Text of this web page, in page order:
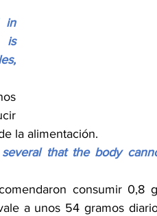
in
is
la alimentación.
that the body
consumir 0,8
a unos 54 gramos